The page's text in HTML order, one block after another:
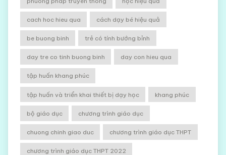
cach hoc hieu qua cách dạy bé hiệu quả
be buong binh trẻ có tính bướng bỉnh
day tre co tinh buong binh day con hieu qua
tập huấn khang phúc
tập huấn và triển khai thiết bị dạy học khang phúc
bộ giáo dục chương trình giáo dục
chuong chinh giao duc chương trình giáo dục THPT
chương trình giáo dục THPT 2022